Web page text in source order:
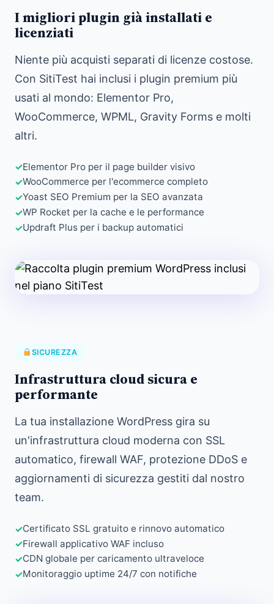
I migliori plugin già installati e
licenziati
Niente più acquisti separati di licenze costose.
Con SitiTest hai inclusi i plugin premium più
usati al mondo: Elementor Pro,
WooCommerce, WPML, Gravity Forms e molti
altri.
Elementor Pro per il page builder visivo
WooCommerce per l'ecommerce completo
Yoast SEO Premium per la SEO avanzata
WP Rocket per la cache e le performance
Updraft Plus per i backup automatici
SICUREZZA
Infrastruttura cloud sicura e
performante
La tua installazione WordPress gira su
un'infrastruttura cloud moderna con SSL
automatico, firewall WAF, protezione DDoS e
aggiornamenti di sicurezza gestiti dal nostro
team.
Certificato SSL gratuito e rinnovo automatico
Firewall applicativo WAF incluso
CDN globale per caricamento ultraveloce
Monitoraggio uptime 24/7 con notifiche